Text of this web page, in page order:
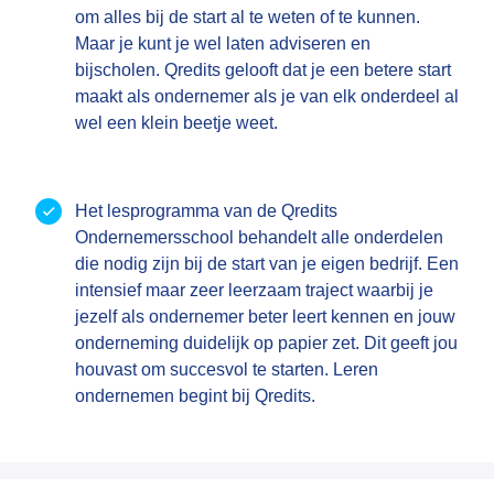
om alles bij de start al te weten of te kunnen.
Maar je kunt je wel laten adviseren en
bijscholen. Qredits gelooft dat je een betere start
maakt als ondernemer als je van elk onderdeel al
wel een klein beetje weet.
Het lesprogramma van de Qredits
Ondernemersschool behandelt alle onderdelen
die nodig zijn bij de start van je eigen bedrijf. Een
intensief maar zeer leerzaam traject waarbij je
jezelf als ondernemer beter leert kennen en jouw
onderneming duidelijk op papier zet. Dit geeft jou
houvast om succesvol te starten. Leren
ondernemen begint bij Qredits.